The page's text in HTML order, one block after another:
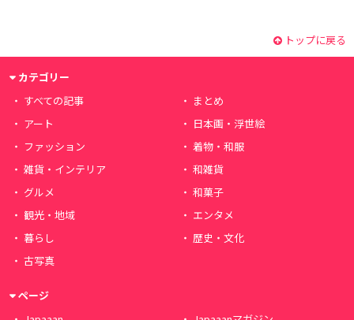
トップに戻る
カテゴリー
すべての記事
まとめ
アート
日本画・浮世絵
ファッション
着物・和服
雑貨・インテリア
和雑貨
グルメ
和菓子
観光・地域
エンタメ
暮らし
歴史・文化
古写真
ページ